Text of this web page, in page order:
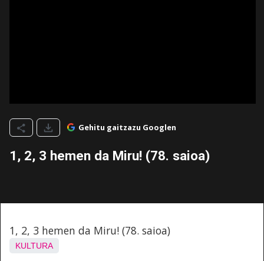
Gehitu gaitzazu Googlen
1, 2, 3 hemen da Miru! (78. saioa)
1, 2, 3 hemen da Miru! (78. saioa)
KULTURA